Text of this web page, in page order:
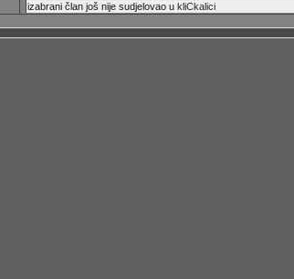
izabrani član još nije sudjelovao u kliCkalici